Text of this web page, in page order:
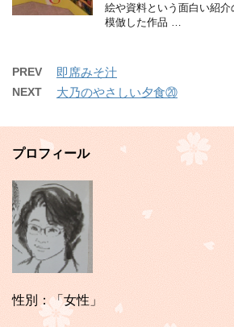
絵や資料という面白い紹
模倣した作品 …
PREV 即席みそ汁
NEXT 大乃のやさしい夕食⑳
プロフィール
性別：「女性」